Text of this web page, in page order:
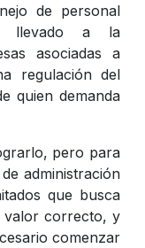
de personal
llevado a la
asociadas a
regulación del
quien demanda
pero para
administración
que busca
valor correcto, y
comenzar